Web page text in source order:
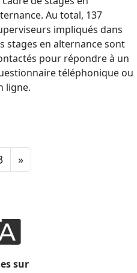
Au total, 137
impliqués dans
stages en alternance sont
pour répondre à un
téléphonique ou
ligne.
»
sur